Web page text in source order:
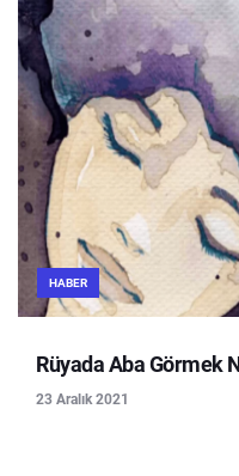
HABER
Rüyada Aba Görmek
23 Aralık 2021